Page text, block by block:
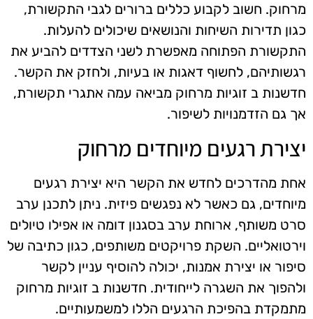
מרחוק. חשוב לקבוע כללים ברורים לגבי התקשורת,
כגון תדירות השיחות והנושאים שיכולים להעלות.
התקשורת הפתוחה מאפשרת לשני הצדדים להביע את
רגשותיהם, לחשוף דאגות או בעיות, ולחזק את הקשר.
חדשנות ב זוגיות מרחוק מביאה עמה אתגרי תקשורת,
אך גם הזדמנויות לשיפור.
יצירת רגעים מיוחדים מרחוק
אחת מהדרכים לחדש את הקשר היא יצירת רגעים
מיוחדים, גם כאשר לא נפגשים פיזית. ניתן לתכנן ערב
סרט משותף, ארוחת ערב בסגנון דומה או אפילו טיולים
וירטואליים. השקת פרויקטים משותפים, כגון כתיבה של
סיפור או יצירת אמנות, יכולה להוסיף עניין לקשר
ולהפוך את השגרה לייחודית. חדשנות ב זוגיות מרחוק
מתמקדת בהפיכת הרגעים הללו למשמעותיים.